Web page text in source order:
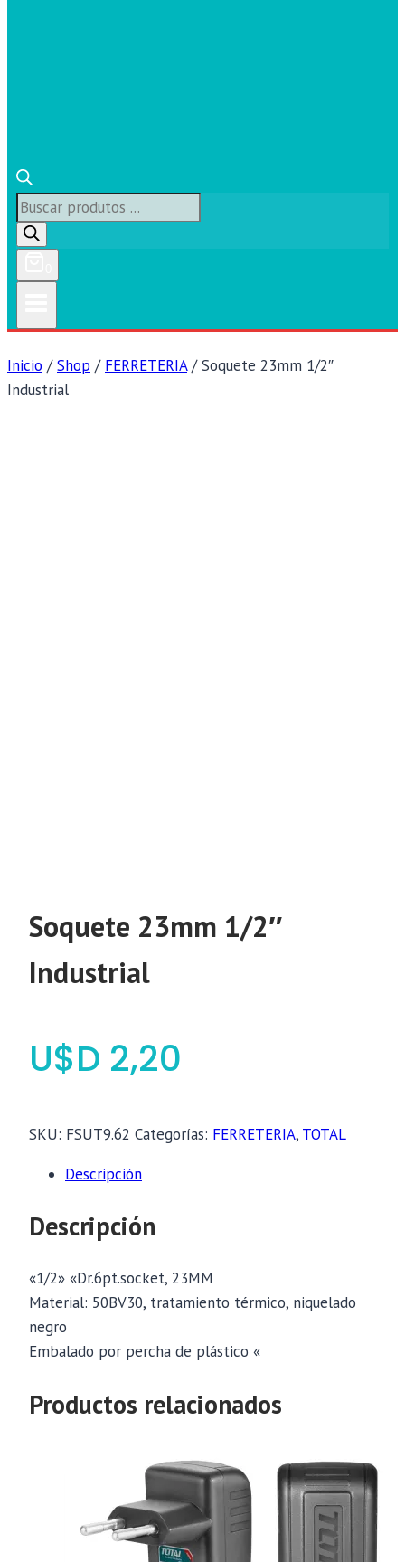
Búsqueda
de
productos
Inicio / Shop / FERRETERIA / Soquete 23mm 1/2″
Industrial
Soquete 23mm 1/2″
Industrial
$ 2,20
SKU: FSUT9.62 Categorías: FERRETERIA, TOTAL
Descripción
Descripción
«1/2» «Dr.6pt.socket, 23MM
Material: 50BV30, tratamiento térmico, niquelado
negro
Embalado por percha de plástico «
Productos relacionados